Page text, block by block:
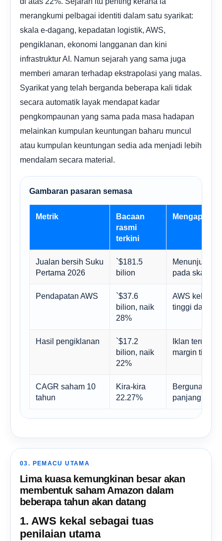
merangkumi pelbagai identiti dalam satu syarikat:
skala e-dagang, kepadatan logistik, AWS,
pengiklanan, ekonomi langganan dan kini
infrastruktur AI. Namun sejarah yang sama juga
memberi amaran terhadap ekstrapolasi yang malas.
Syarikat yang telah berganda beberapa kali tidak
secara automatik layak mendapat kadar
pengkompaunan yang sama pada masa hadapan
melainkan kumpulan keuntungan baharu muncul
atau kumpulan keuntungan sedia ada menjadi lebih
mendalam secara material.
Gambaran pasaran semasa
Metrik
Bacaan
rasmi
terkini
Mengapa ia
Jualan bersih Suku
Pertama 2026
`$181.5
bilion
pada skala
Pendapatan AWS
`$37.6
bilion, naik
28%
AWS kekal
tinggi dalam
Hasil pengiklanan
`$17.2
bilion, naik
22%
Iklan terus
margin tinggi
CAGR saham 10
tahun
Kira-kira
22.27%
Berguna
panjang
03. PEMACU UTAMA
Lima kuasa kemungkinan besar akan
membentuk saham Amazon dalam
beberapa tahun akan datang
1. AWS kekal sebagai tuas
penilaian utama